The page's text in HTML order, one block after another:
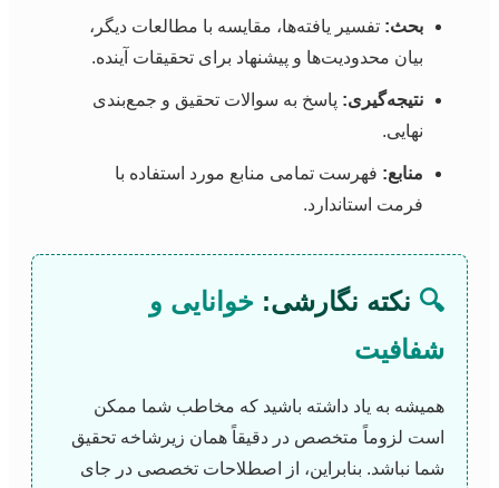
بحث: تفسیر یافته‌ها، مقایسه با مطالعات دیگر،
بیان محدودیت‌ها و پیشنهاد برای تحقیقات آینده.
نتیجه‌گیری: پاسخ به سوالات تحقیق و جمع‌بندی
نهایی.
منابع: فهرست تمامی منابع مورد استفاده با
فرمت استاندارد.
🔍 نکته نگارشی: خوانایی و
شفافیت
همیشه به یاد داشته باشید که مخاطب شما ممکن
است لزوماً متخصص در دقیقاً همان زیرشاخه تحقیق
شما نباشد. بنابراین، از اصطلاحات تخصصی در جای